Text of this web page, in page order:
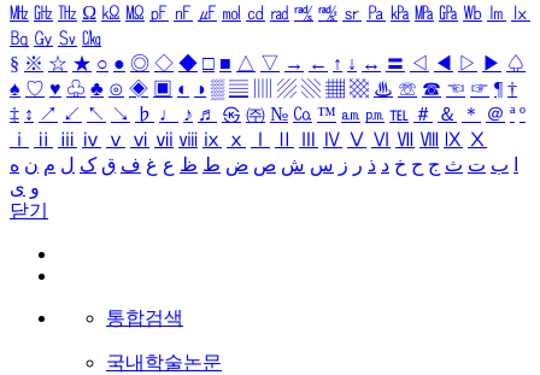
㎒ ㎓ ㎔ Ω ㏀ ㏁ ㎊ ㎋ ㎌ ㏖ ㏅ ㎭ ㎮ ㎯ ㏛ ㎩ ㎪ ㎫ ㎬ ㏝ ㏐
㏓
㏃ ㏉ ㏜ ㏆
§ ※ ☆ ★ ○ ● ◎ ◇ ◆ □ ■ △ ▽ → ← ↑ ↓ ↔ 〓 ◁ ◀ ▷ ▶ ♤
♠ ♡ ♥ ♧ ♣ ⊙ ◈ ▣ ◐ ◑ ▒ ▤ ▨ ▧ ▦ ▩ ♨ ☏ ☎ ☜ ☞ ¶ †
‡ ↕ ↗ ↙ ↖ ↘ ♭ ♩ ♪ ♬ ㉿ ㈜ № ㏇ ™ ㏂ ㏘ ℡ ＃ ＆ ＊ ＠ ª º
ⅰ
ⅱ ⅲ ⅳ ⅴ ⅵ ⅶ ⅷ ⅸ ⅹ Ⅳ Ⅴ Ⅵ Ⅶ Ⅷ Ⅸ Ⅹ
ب ت ث ج ح خ د ذ ر ز س ش ص ض ط ظ ع غ ف ق ک ل م ن ه
و ی
닫기
통합검색
국내학술논문